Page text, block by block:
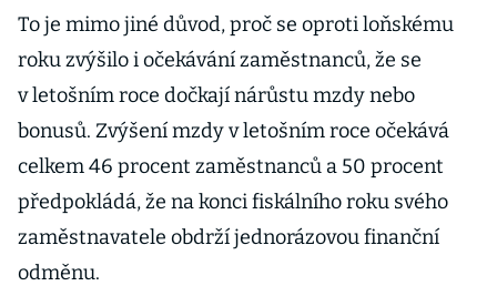
To je mimo jiné důvod, proč se oproti loňskému
roku zvýšilo i očekávání zaměstnanců, že se
v letošním roce dočkají nárůstu mzdy nebo
bonusů. Zvýšení mzdy v letošním roce očekává
celkem 46 procent zaměstnanců a 50 procent
předpokládá, že na konci fiskálního roku svého
zaměstnavatele obdrží jednorázovou finanční
odměnu.